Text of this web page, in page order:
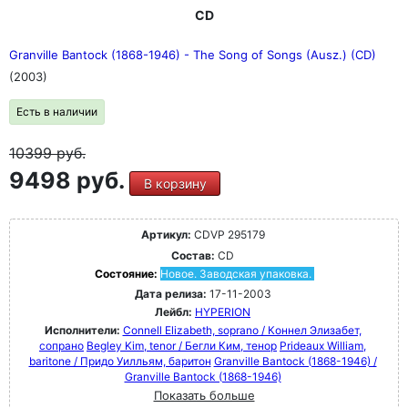
CD
Granville Bantock (1868-1946) - The Song of Songs (Ausz.) (CD)
(2003)
Есть в наличии
10399руб.
9498 руб. В корзину
Артикул: CDVP 295179
Состав: CD
Состояние: Новое. Заводская упаковка.
Дата релиза: 17-11-2003
Лейбл: HYPERION
Исполнители: Connell Elizabeth, soprano / Коннел Элизабет,
сопрано Begley Kim, tenor / Бегли Ким, тенор Prideaux William,
baritone / Придо Уилльям, баритон Granville Bantock (1868-1946) /
Granville Bantock (1868-1946)
Показать больше